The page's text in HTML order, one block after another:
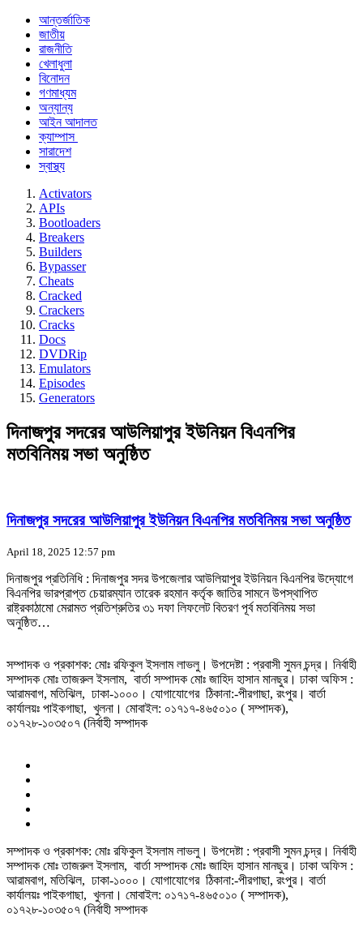
আন্তর্জাতিক
জাতীয়
রাজনীতি
খেলাধুলা
বিনোদন
গণমাধ্যম
অন্যান্য
আইন আদালত
ক্যাম্পাস
সারাদেশ
স্বাস্থ্য
Activators
APIs
Bootloaders
Breakers
Builders
Bypasser
Cheats
Cracked
Crackers
Cracks
Docs
DVDRip
Emulators
Episodes
Generators
দিনাজপুর সদরের আউলিয়াপুর ইউনিয়ন বিএনপির
মতবিনিময় সভা অনুষ্ঠিত
দিনাজপুর সদরের আউলিয়াপুর ইউনিয়ন বিএনপির মতবিনিময় সভা অনুষ্ঠিত
April 18, 2025 12:57 pm
দিনাজপুর প্রতিনিধি : দিনাজপুর সদর উপজেলার আউলিয়াপুর ইউনিয়ন বিএনপির উদ্যোগে
বিএনপির ভারপ্রাপ্ত চেয়ারম্যান তারেক রহমান কর্তৃক জাতির সামনে উপস্থাপিত
রাষ্ট্রকাঠামো মেরামত প্রতিশ্রুতির ৩১ দফা লিফলেট বিতরণ পূর্ব মতবিনিময় সভা
অনুষ্ঠিত…
সম্পাদক ও প্রকাশক: মোঃ রফিকুল ইসলাম লাভলু। উপদেষ্টা : প্রবাসী সুমন চন্দ্র। নির্বাহী
সম্পাদক মোঃ তাজরুল‌‌ ইসলাম, বার্তা সম্পাদক মোঃ জাহিদ হাসান মানছুর। ঢাকা অফিস :
আরামবাগ, মতিঝিল, ঢাকা-১০০০। যোগাযোগের ঠিকানা:-পীরগাছা‌, রংপুর। বার্তা
কার্যালয়ঃ পাইকগাছা, খুলনা। মোবাইল: ০১৭১৭-৪৬৫০১০ ( সম্পাদক),
০১৭২৮-১০৩৫০৭ (নির্বাহী সম্পাদক
সম্পাদক ও প্রকাশক: মোঃ রফিকুল ইসলাম লাভলু। উপদেষ্টা : প্রবাসী সুমন চন্দ্র। নির্বাহী
সম্পাদক মোঃ তাজরুল‌‌ ইসলাম, বার্তা সম্পাদক মোঃ জাহিদ হাসান মানছুর। ঢাকা অফিস :
আরামবাগ, মতিঝিল, ঢাকা-১০০০। যোগাযোগের ঠিকানা:-পীরগাছা‌, রংপুর। বার্তা
কার্যালয়ঃ পাইকগাছা, খুলনা। মোবাইল: ০১৭১৭-৪৬৫০১০ ( সম্পাদক),
০১৭২৮-১০৩৫০৭ (নির্বাহী সম্পাদক